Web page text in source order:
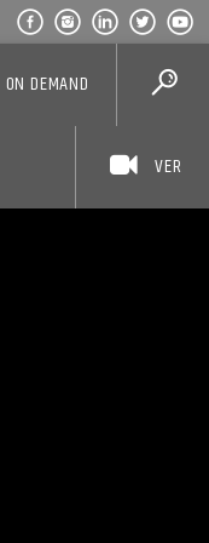
ON DEMAND
VER